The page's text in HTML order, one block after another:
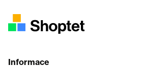
Informace